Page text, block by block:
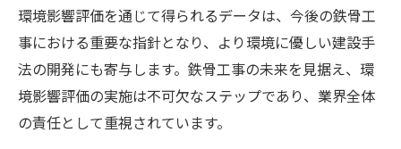
環境影響評価を通じて得られるデータは、今後の鉄骨工
事における重要な指針となり、より環境に優しい建設手
法の開発にも寄与します。鉄骨工事の未来を見据え、環
境影響評価の実施は不可欠なステップであり、業界全体
の責任として重視されています。